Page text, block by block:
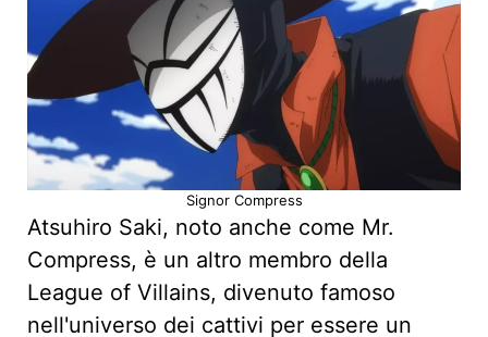
Signor Compress
Atsuhiro Saki, noto anche come Mr.
Compress, è un altro membro della
League of Villains, divenuto famoso
nell'universo dei cattivi per essere un